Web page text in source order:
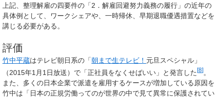
上記、整理解雇の四要件の「2．解雇回避努力義務の履行」の近年の
具体例として、ワークシェアや、一時帰休、早期退職優遇措置などを
講じる必要がある。
評価
竹中平蔵はテレビ朝日系の「朝まで生テレビ！ 元旦スペシャル」
（2015年1月1日放送）で「正社員をなくせばいい」と発言した [8] 。
また、多くの日本企業で派遣を雇用するケースが増加している原因を
竹中は「日本の正規労働ってのが世界の中で見て異常に保護されてい